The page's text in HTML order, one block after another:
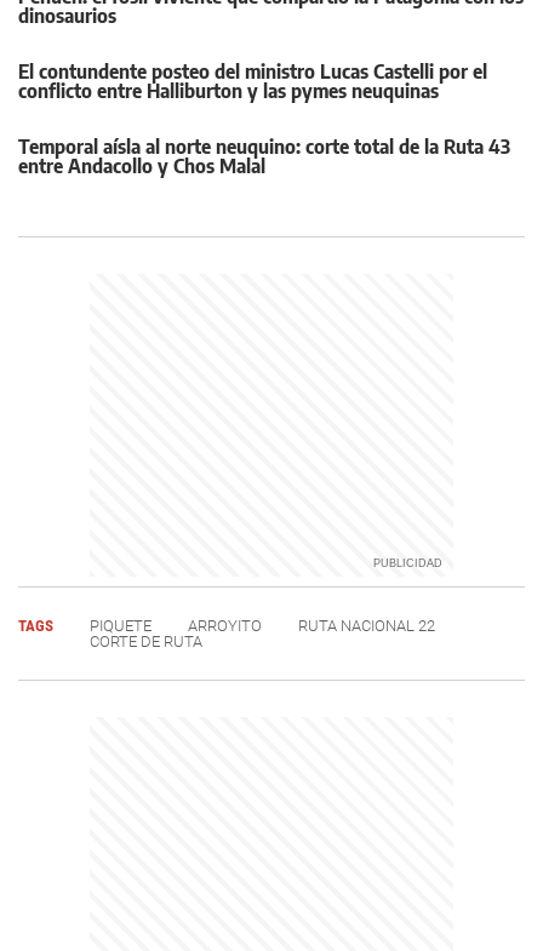
dinosaurios
El contundente posteo del ministro Lucas Castelli por el
conflicto entre Halliburton y las pymes neuquinas
Temporal aísla al norte neuquino: corte total de la Ruta 43
entre Andacollo y Chos Malal
TAGS PIQUETE ARROYITO
RUTA NACIONAL 22
CORTE DE RUTA